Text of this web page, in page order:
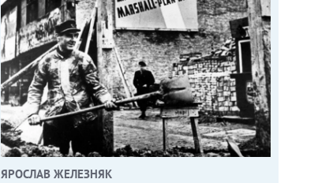
ЯРОСЛАВ ЖЕЛЕЗНЯК